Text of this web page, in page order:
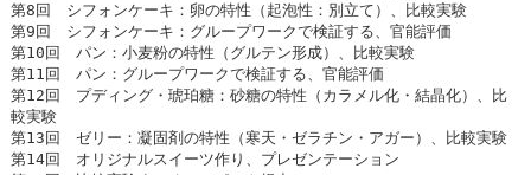
第8回 シフォンケーキ：卵の特性（起泡性：別立て）、比較実験
第9回 シフォンケーキ：グループワークで検証する、官能評価
第10回 パン：小麦粉の特性（グルテン形成）、比較実験
第11回 パン：グループワークで検証する、官能評価
第12回 プディング・琥珀糖：砂糖の特性（カラメル化・結晶化）、比
較実験
第13回 ゼリー：凝固剤の特性（寒天・ゼラチン・アガー）、比較実験
第14回 オリジナルスイーツ作り、プレゼンテーション